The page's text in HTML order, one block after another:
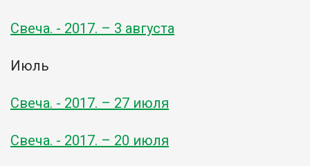
Свеча. - 2017. – 3 августа
Июль
Свеча. - 2017. – 27 июля
Свеча. - 2017. – 20 июля